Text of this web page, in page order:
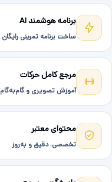
برنامه هوشمند AI
ساخت برنامه تمرینی رایگان
مرجع کامل حرکات
آموزش تصویری و گام‌به‌گام
محتوای معتبر
تخصصی، دقیق و به‌روز